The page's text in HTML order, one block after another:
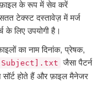
के रूप में सेव करें
टेक्स्ट दस्तावेज़ में मर्ज
के लिए उपयोगी है।
का नाम दिनांक, प्रेषक,
जैसा पैटर्न
होते हैं और फ़ाइल मैनेजर